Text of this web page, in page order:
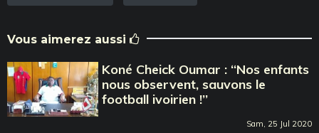
Vous aimerez aussi
Koné Cheick Oumar : ‘‘Nos enfants
nous observent, sauvons le
football ivoirien !’’
Sam, 25 Jul 2020